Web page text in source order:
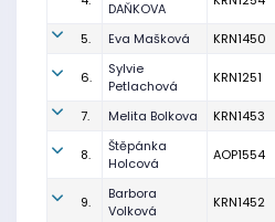
DAŇKOVA
5. Eva Mašková KRN1450
6.
Sylvie
Petlachová
KRN1251
7. Melita Bolkova KRN1453
8.
Štěpánka
Holcová
AOP1554
9.
Barbora
Volková
KRN1452